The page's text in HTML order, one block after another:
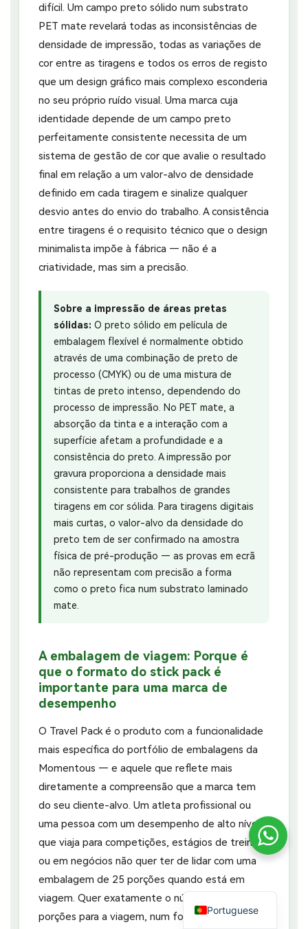
difícil. Um campo preto sólido num substrato
PET mate revelará todas as inconsistências de
densidade de impressão, todas as variações de
cor entre as tiragens e todos os erros de registo
que um design gráfico mais complexo esconderia
no seu próprio ruído visual. Uma marca cuja
identidade depende de um campo preto
perfeitamente consistente necessita de um
sistema de gestão de cor que avalie o resultado
final em relação a um valor-alvo de densidade
definido em cada tiragem e sinalize qualquer
desvio antes do envio do trabalho. A consistência
entre tiragens é o requisito técnico que o design
minimalista impõe à fábrica — não é a
criatividade, mas sim a precisão.
Sobre a impressão de áreas pretas
sólidas: O preto sólido em película de
embalagem flexível é normalmente obtido
através de uma combinação de preto de
processo (CMYK) ou de uma mistura de
tintas de preto intenso, dependendo do
processo de impressão. No PET mate, a
absorção da tinta e a interação com a
superfície afetam a profundidade e a
consistência do preto. A impressão por
gravura proporciona a densidade mais
consistente para trabalhos de grandes
tiragens em cor sólida. Para tiragens digitais
mais curtas, o valor-alvo da densidade do
preto tem de ser confirmado na amostra
física de pré-produção — as provas em ecrã
não representam com precisão a forma
como o preto fica num substrato laminado
mate.
A embalagem de viagem: Porque é
que o formato do stick pack é
importante para uma marca de
desempenho
O Travel Pack é o produto com a funcionalidade
mais específica do portfólio de embalagens da
Momentous — e aquele que reflete mais
diretamente a compreensão que a marca tem
do seu cliente-alvo. Um atleta profissional ou
uma pessoa com um desempenho de alto nível
que viaja para competições, estágios de treino
ou em negócios não quer ter de lidar com uma
embalagem de 25 porções quando está em
viagem. Quer exatamente o número certo de
porções para a viagem, num formato que caiba
Portuguese